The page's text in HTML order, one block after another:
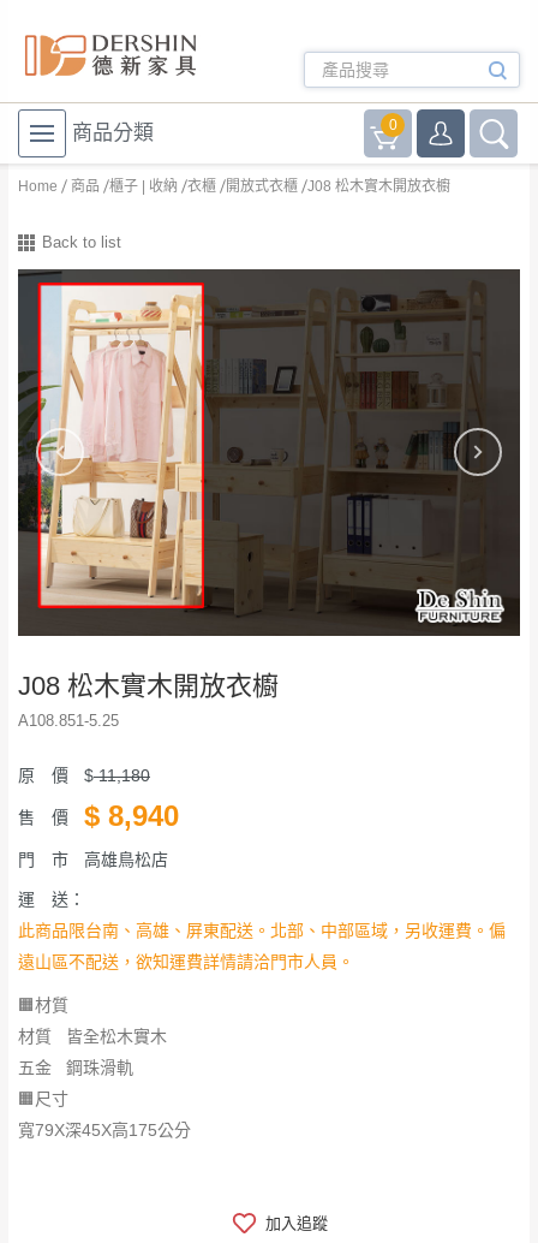
商品分類 0
Home 商品 櫃子 | 收納 衣櫃 開放式衣櫃 J08 松木實木開放衣櫥
Back to list
J08 松木實木開放衣櫥
A108.851-5.25
原 價 $11,180
售 價 $ 8,940
門 市 高雄鳥松店
運 送：
此商品限台南、高雄、屏東配送。北部、中部區域，另收運費。偏
遠山區不配送，欲知運費詳情請洽門市人員。
🟧材質
材質 皆全松木實木
五金 鋼珠滑軌
🟧尺寸
寬79X深45X高175公分
加入追蹤